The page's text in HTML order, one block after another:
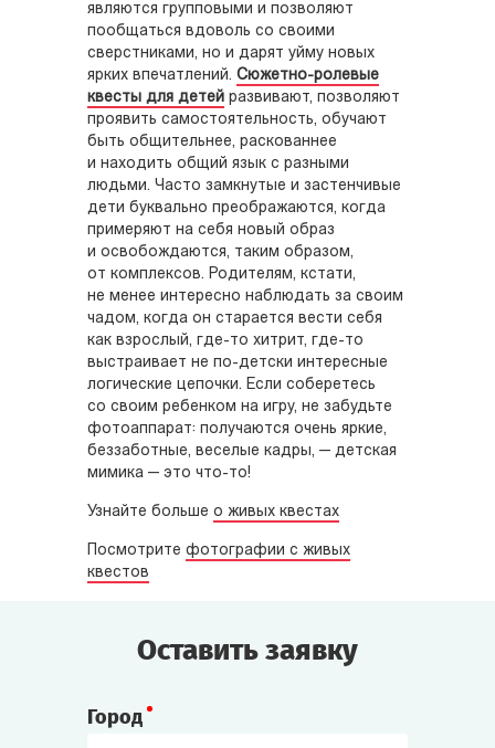
являются групповыми и позволяют
пообщаться вдоволь со своими
сверстниками, но и дарят уйму новых
ярких впечатлений. Сюжетно-ролевые
квесты для детей развивают, позволяют
проявить самостоятельность, обучают
быть общительнее, раскованнее
и находить общий язык с разными
людьми. Часто замкнутые и застенчивые
дети буквально преображаются, когда
примеряют на себя новый образ
и освобождаются, таким образом,
от комплексов. Родителям, кстати,
не менее интересно наблюдать за своим
чадом, когда он старается вести себя
как взрослый, где-то хитрит, где-то
выстраивает не по-детски интересные
логические цепочки. Если соберетесь
со своим ребенком на игру, не забудьте
фотоаппарат: получаются очень яркие,
беззаботные, веселые кадры, — детская
мимика — это что-то!
Узнайте больше о живых квестах
Посмотрите фотографии с живых
квестов
Оставить заявку
Город